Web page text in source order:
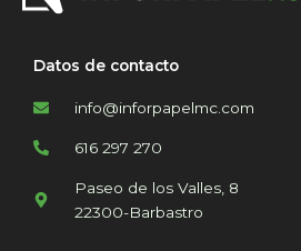
Datos de contacto
info@inforpapelmc.com
616 297 270
Paseo de los Valles, 8
22300-Barbastro